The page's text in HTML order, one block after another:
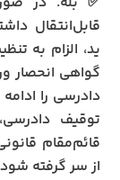
قابل‌انتقال
ید، الزام به
گواهی انحصار
دادرسی را
توقیف
قائم‌مقام
از سر گرفته